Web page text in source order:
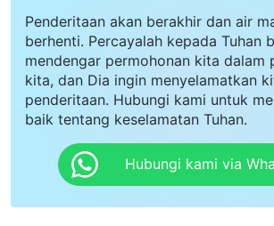
Penderitaan akan berakhir dan air
berhenti. Percayalah kepada Tuhan
mendengar permohonan kita dalam
kita, dan Dia ingin menyelamatkan
penderitaan. Hubungi kami untuk
baik tentang keselamatan Tuhan.
Hubungi kami via